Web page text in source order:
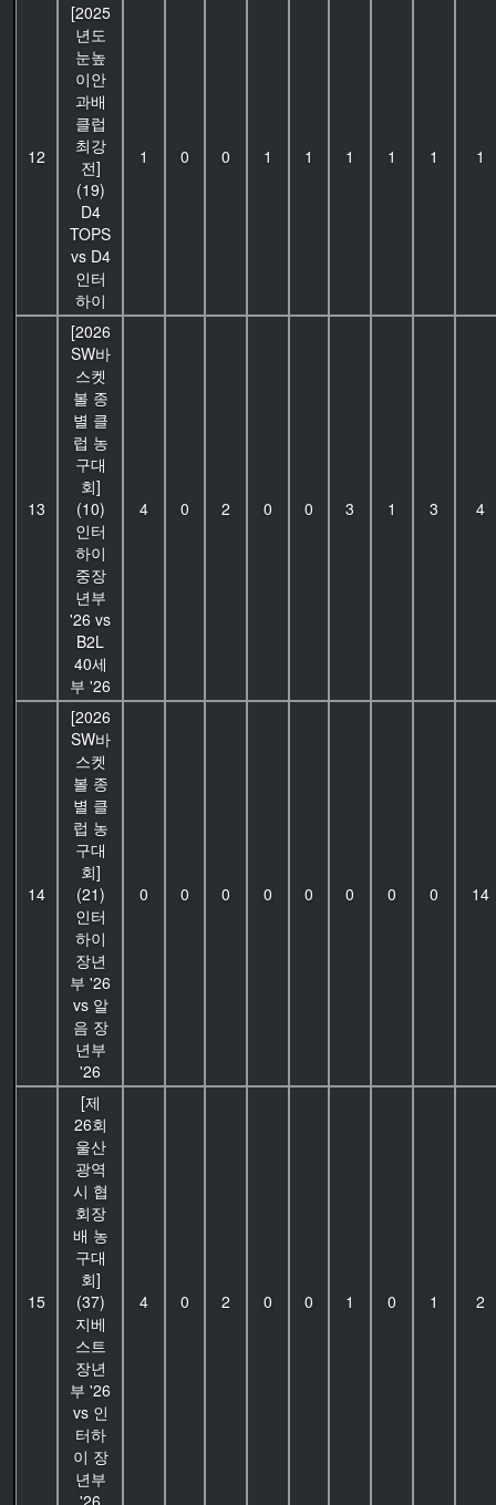
12
[2025
년도
눈높
이안
과배
클럽
최강
전]
(19)
D4
TOPS
vs D4
인터
하이
1 0 0 1 1 1 1 1 1
13
[2026
SW바
스켓
볼 종
별 클
럽 농
구대
회]
(10)
인터
하이
중장
년부
'26 vs
B2L
40세
부 '26
4 0 2 0 0 3 1 3 4
14
[2026
SW바
스켓
볼 종
별 클
럽 농
구대
회]
(21)
인터
하이
장년
부 '26
vs 알
음 장
년부
'26
0 0 0 0 0 0 0 0 14
15
[제
26회
울산
광역
시 협
회장
배 농
구대
회]
(37)
지베
스트
장년
부 '26
vs 인
터하
이 장
년부
'26
4 0 2 0 0 1 0 1 2